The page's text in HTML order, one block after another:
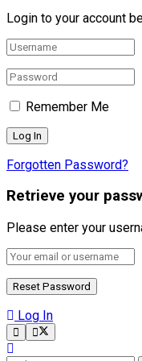
Login to your account
Remember Me
Forgotten Password?
Retrieve your
Please enter your
Log In